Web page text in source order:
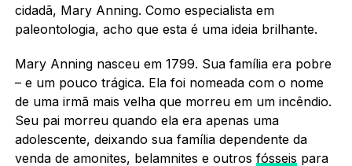
cidadã, Mary Anning. Como especialista em
paleontologia, acho que esta é uma ideia brilhante.
Mary Anning nasceu em 1799. Sua família era pobre
– e um pouco trágica. Ela foi nomeada com o nome
de uma irmã mais velha que morreu em um incêndio.
Seu pai morreu quando ela era apenas uma
adolescente, deixando sua família dependente da
venda de amonites, belamnites e outros fósseis para